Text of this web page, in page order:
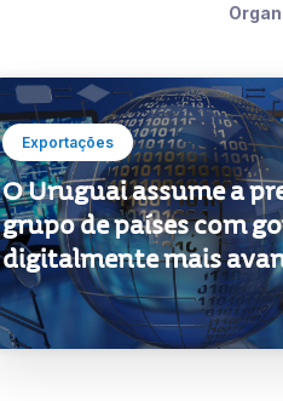
Exportações
O Uruguai assume a
grupo de países com
digitalmente mais